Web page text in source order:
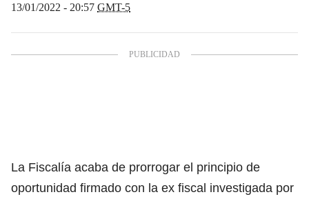
13/01/2022 - 20:57 GMT-5
La Fiscalía acaba de prorrogar el principio de
oportunidad firmado con la ex fiscal investigada por